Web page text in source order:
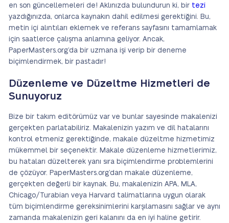
en son güncellemeleri de! Aklınızda bulundurun ki, bir tezi
yazdığınızda, onlarca kaynakın dahil edilmesi gerektiğini. Bu,
metin içi alıntıları eklemek ve referans sayfasını tamamlamak
için saatlerce çalışma anlamına geliyor. Ancak,
PaperMasters.org’da bir uzmana işi verip bir deneme
biçimlendirmek, bir pastadır!
Düzenleme ve Düzeltme Hizmetleri de
Sunuyoruz
Bize bir takım editörümüz var ve bunlar sayesinde makalenizi
gerçekten parlatabiliriz. Makalenizin yazım ve dil hatalarını
kontrol etmeniz gerektiğinde, makale düzeltme hizmetimiz
mükemmel bir seçenektir. Makale düzenleme hizmetlerimiz,
bu hataları düzelterek yanı sıra biçimlendirme problemlerini
de çözüyor. PaperMasters.org’dan makale düzenleme,
gerçekten değerli bir kaynak. Bu, makalenizin APA, MLA,
Chicago/Turabian veya Harvard talimatlarına uygun olarak
tüm biçimlendirme gereksinimlerini karşılamasını sağlar ve aynı
zamanda makalenizin geri kalanını da en iyi haline getirir.